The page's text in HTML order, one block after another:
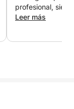
profesional,
como en casa.
Leer más